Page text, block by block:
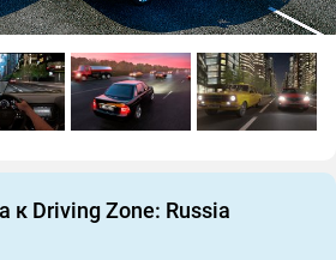
к Driving Zone: Russia